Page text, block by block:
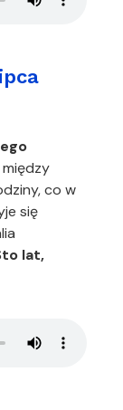
co w
się
lat,